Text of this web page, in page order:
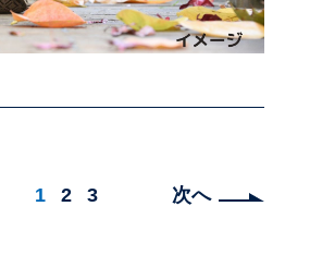
1 2 3 次へ